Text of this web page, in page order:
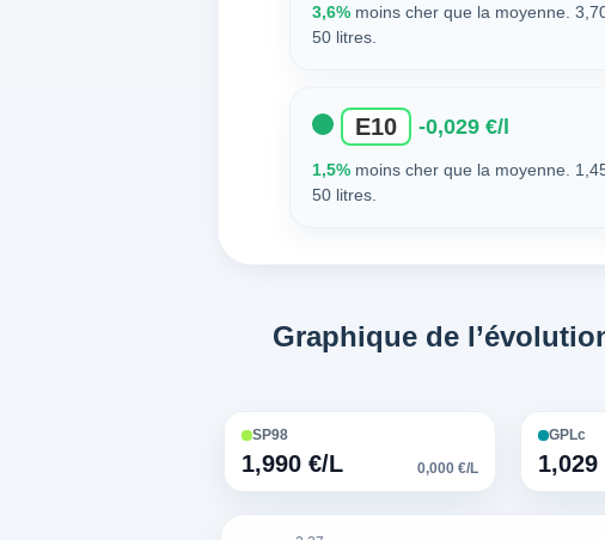
3,6% moins cher que la moyenne.
50 litres.
E10 -0,029 €/l
1,5% moins cher que la moyenne.
50 litres.
Graphique de
SP98
1,990 €/L 0,000 €/L
GPLc
1,029